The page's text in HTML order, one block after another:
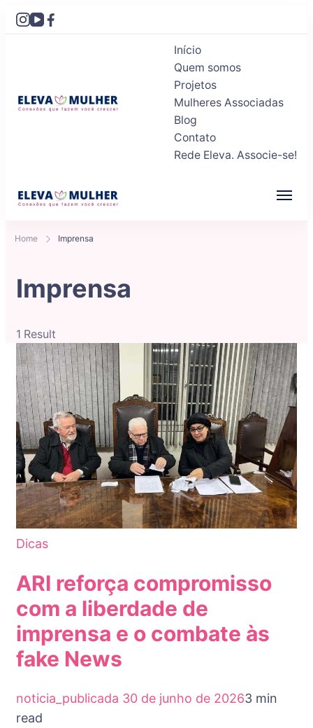
Eleva Mulher
Conexões que fazem você crescer
Início
Quem somos
Projetos
Mulheres Associadas
Blog
Contato
Rede Eleva. Associe-se!
Home Imprensa
Imprensa
1 Result
Dicas
ARI reforça compromisso
com a liberdade de
imprensa e o combate às
fake News
noticia_publicada 30 de junho de 20263 min
read